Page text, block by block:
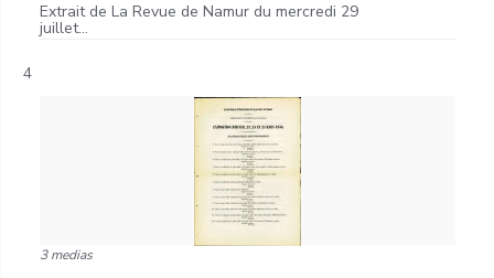
Extrait de La Revue de Namur du mercredi 29
juillet...
4
3 medias